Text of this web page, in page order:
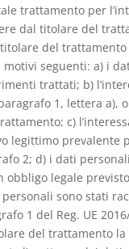
trattamento per
dal titolare del
del
seguenti: a) i
trattati; b)
1, lettera a),
c)
legittimo
2; d) i dati
legale
sono stati
1 del Reg. UE
del trattamento